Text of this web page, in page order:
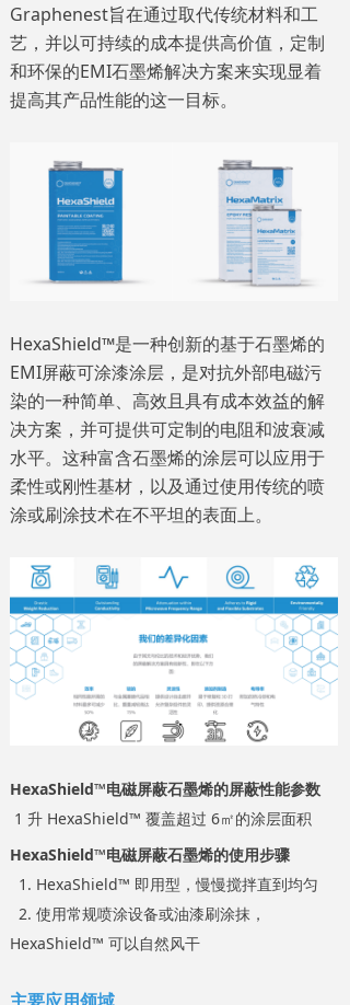
Graphenest旨在通过取代传统材料和工
艺，并以可持续的成本提供高价值，定制
和环保的EMI石墨烯解决方案来实现显着
提高其产品性能的这一目标。
HexaShield™是一种创新的基于石墨烯的
EMI屏蔽可涂漆涂层，是对抗外部电磁污
染的一种简单、高效且具有成本效益的解
决方案，并可提供可定制的电阻和波衰减
水平。这种富含石墨烯的涂层可以应用于
柔性或刚性基材，以及通过使用传统的喷
涂或刷涂技术在不平坦的表面上。
HexaShield™电磁屏蔽石墨烯的屏蔽性能参数
1 升 HexaShield™ 覆盖超过 6㎡的涂层面积
HexaShield™电磁屏蔽石墨烯的使用步骤
1. HexaShield™ 即用型，慢慢搅拌直到均匀
2. 使用常规喷涂设备或油漆刷涂抹，
HexaShield™ 可以自然风干